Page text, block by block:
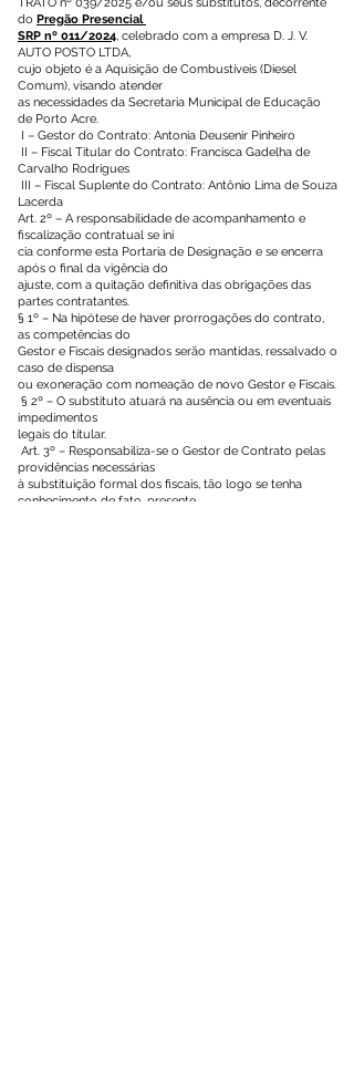
do Pregão Presencial
SRP nº 011/2024, celebrado com a empresa D. J. V.
AUTO POSTO LTDA,
cujo objeto é a Aquisição de Combustíveis (Diesel
Comum), visando atender
as necessidades da Secretaria Municipal de Educação
de Porto Acre.
I – Gestor do Contrato: Antonia Deusenir Pinheiro
II – Fiscal Titular do Contrato: Francisca Gadelha de
Carvalho Rodrigues
III – Fiscal Suplente do Contrato: Antônio Lima de Souza
Lacerda
Art. 2º – A responsabilidade de acompanhamento e
fiscalização contratual se ini
cia conforme esta Portaria de Designação e se encerra
após o final da vigência do
ajuste, com a quitação definitiva das obrigações das
partes contratantes.
§ 1º – Na hipótese de haver prorrogações do contrato,
as competências do
Gestor e Fiscais designados serão mantidas, ressalvado o
caso de dispensa
ou exoneração com nomeação de novo Gestor e Fiscais.
§ 2º – O substituto atuará na ausência ou em eventuais
impedimentos
legais do titular.
Art. 3º – Responsabiliza-se o Gestor de Contrato pelas
providências necessárias
à substituição formal dos fiscais, tão logo se tenha
conhecimento de fato, presente